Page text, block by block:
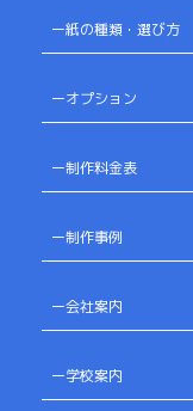
ー紙の種類・選び方
ーオプション
ー制作料金表
ー制作事例
ー会社案内
ー学校案内